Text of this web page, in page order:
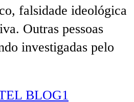
falsidade ideológica
Outras pessoas
investigadas pelo